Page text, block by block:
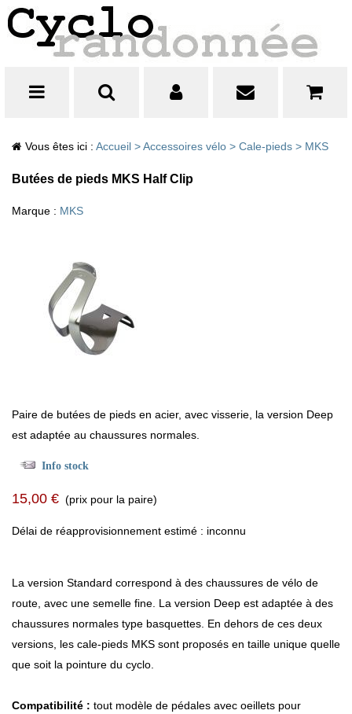
Vous êtes ici : Accueil > Accessoires vélo > Cale-pieds > MKS
Butées de pieds MKS Half Clip
Marque : MKS
Paire de butées de pieds en acier, avec visserie, la version Deep
est adaptée au chaussures normales.
Info stock
15,00 € (prix pour la paire)
Délai de réapprovisionnement estimé : inconnu
La version Standard correspond à des chaussures de vélo de
route, avec une semelle fine. La version Deep est adaptée à des
chaussures normales type basquettes. En dehors de ces deux
versions, les cale-pieds MKS sont proposés en taille unique quelle
que soit la pointure du cyclo.
Compatibilité : tout modèle de pédales avec oeillets pour